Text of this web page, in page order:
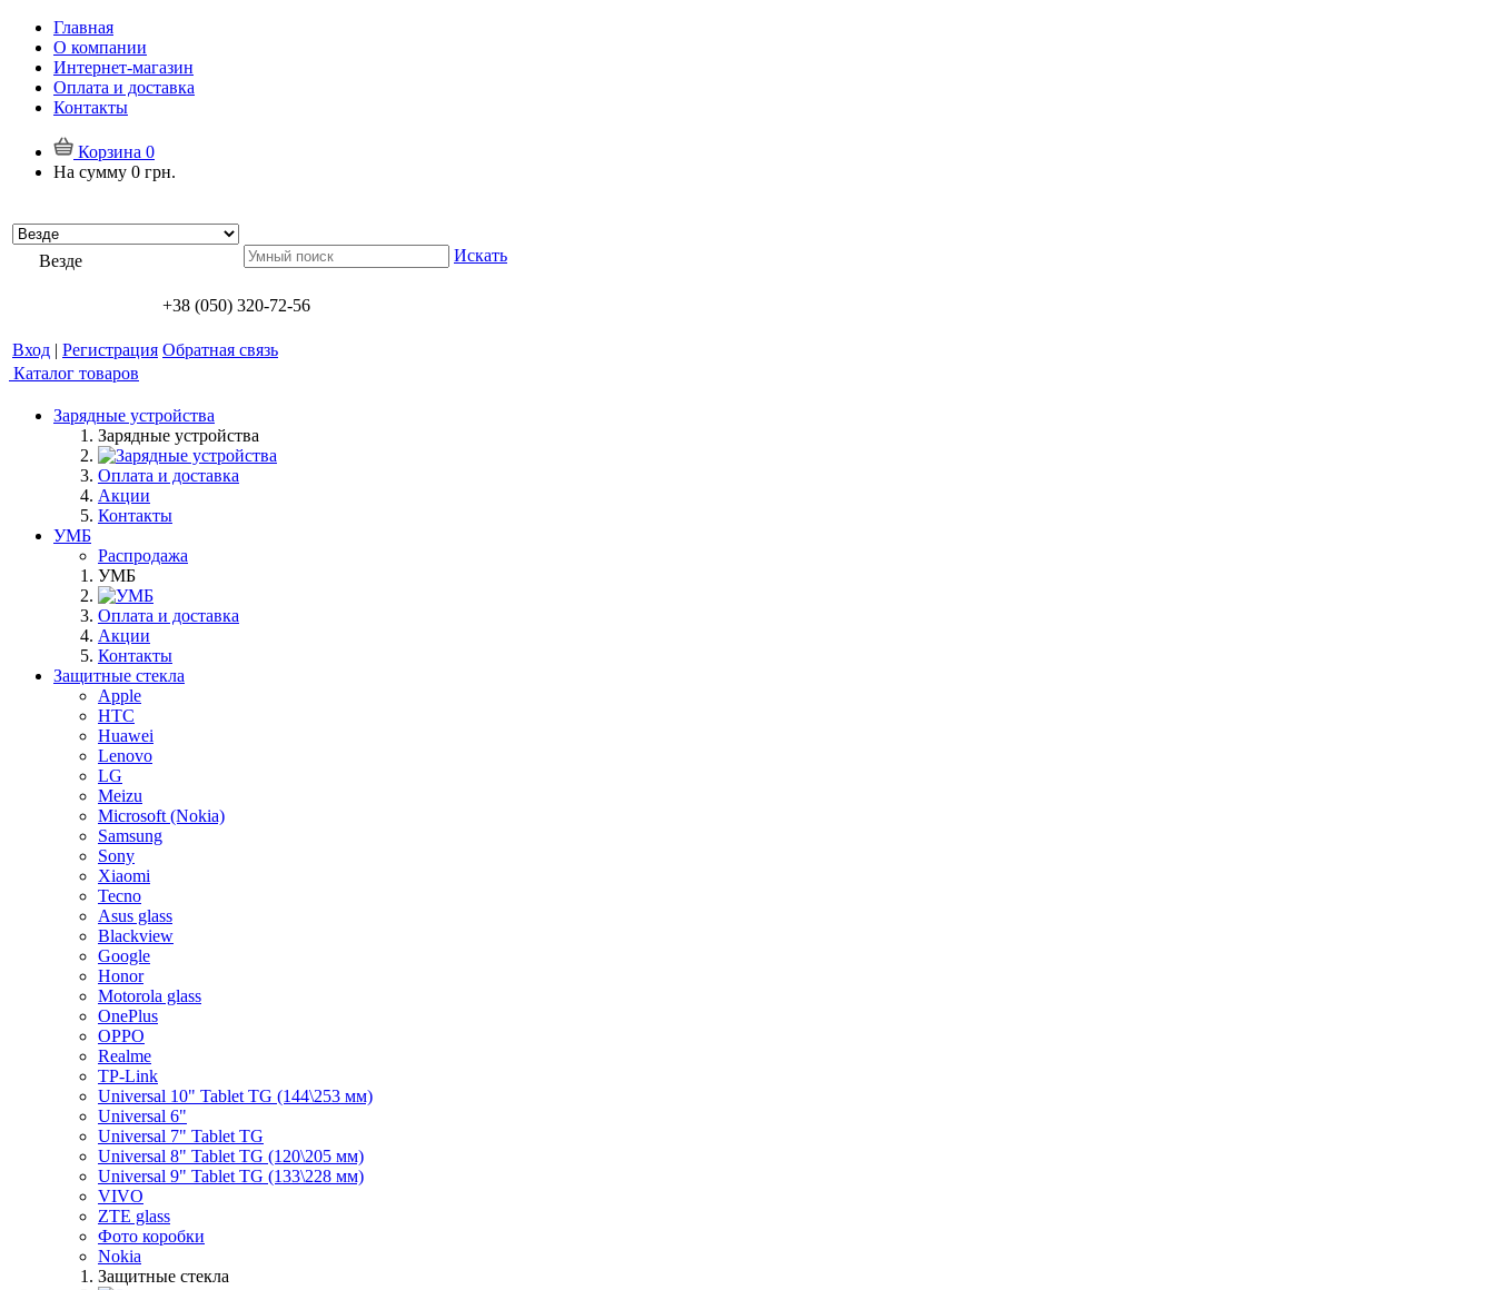
Главная
О компании
Интернет-магазин
Оплата и доставка
Контакты
Корзина 0
На сумму 0 грн.
Везде Искать
+38 (050) 320-72-56
Вход | Регистрация Обратная связь
Каталог товаров
Зарядные устройства
Зарядные устройства
Оплата и доставка
Акции
Контакты
УМБ
Распродажа
УМБ
Оплата и доставка
Акции
Контакты
Защитные стекла
Apple
HTC
Huawei
Lenovo
LG
Meizu
Microsoft (Nokia)
Samsung
Sony
Xiaomi
Tecno
Asus glass
Blackview
Google
Honor
Motorola glass
OnePlus
OPPO
Realme
TP-Link
Universal 10" Tablet TG (144\253 мм)
Universal 6"
Universal 7" Tablet TG
Universal 8" Tablet TG (120\205 мм)
Universal 9" Tablet TG (133\228 мм)
VIVO
ZTE glass
Фото коробки
Nokia
Защитные стекла